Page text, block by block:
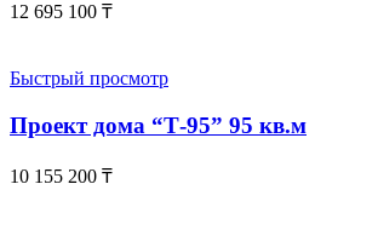
12 695 100 ₸
Быстрый просмотр
Проект дома “Т-95” 95 кв.м
10 155 200 ₸